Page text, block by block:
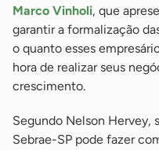
Marco Vinholi, que
garantir a formalização
o quanto esses
hora de realizar seus
crescimento.
Segundo Nelson Hervey,
Sebrae-SP pode fazer